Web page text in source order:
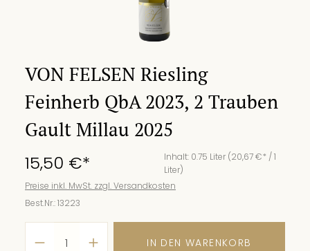
VON FELSEN Riesling
Feinherb QbA 2023, 2 Trauben
Gault Millau 2025
15,50 €* Inhalt: 0.75 Liter (20,67 €* / 1
Liter)
Preise inkl. MwSt. zzgl. Versandkosten
Best.Nr.:13223
IN DEN WARENKORB